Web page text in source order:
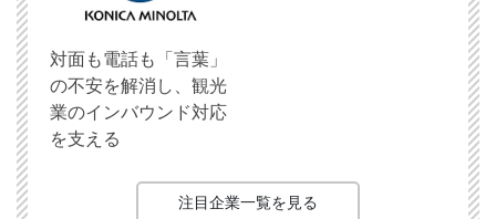
対面も電話も「言葉」
の不安を解消し、観光
業のインバウンド対応
を支える
注目企業一覧を見る